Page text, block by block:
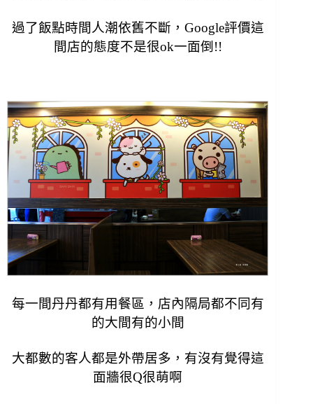
過了飯點時間人潮依舊不斷，Google評價這
間店的態度不是很ok一面倒!!
每一間丹丹都有用餐區，店內隔局都不同有
的大間有的小間
大都數的客人都是外帶居多，有沒有覺得這
面牆很Q很萌啊